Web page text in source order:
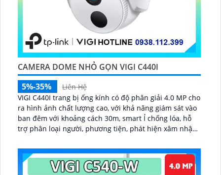
CAMERA DOME NHỎ GỌN VIGI C440I
5%-35%
Liên Hệ
VIGI C440I trang bị ống kính có độ phân giải 4.0 MP cho
ra hình ảnh chất lượng cao, với khả năng giám sát vào
ban đêm với khoảng cách 30m, smart Ỉ chống lóa, hỗ
trợ phân loại người, phương tiện, phát hiện xâm nhập,